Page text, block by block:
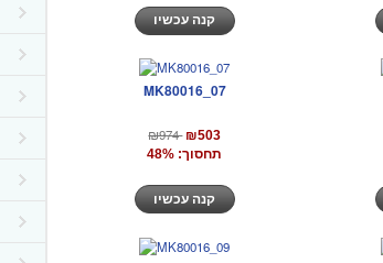
MK80016_07
₪974 ₪503
תחסוך: 48%